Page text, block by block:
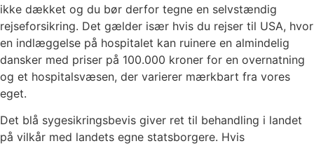
ikke dækket og du bør derfor tegne en selvstændig
rejseforsikring. Det gælder især hvis du rejser til USA, hvor
en indlæggelse på hospitalet kan ruinere en almindelig
dansker med priser på 100.000 kroner for en overnatning
og et hospitalsvæsen, der varierer mærkbart fra vores
eget.
Det blå sygesikringsbevis giver ret til behandling i landet
på vilkår med landets egne statsborgere. Hvis